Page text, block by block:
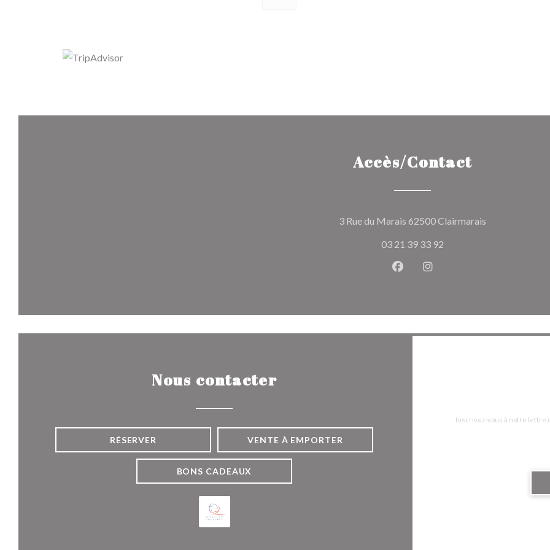
Accès/Contact
3 Rue du Marais 62500 Clairmarais
03 21 39 33 92
Facebook ((ouvre une nouvelle
Instagram ((ouvre une
Nous contacter
RÉSERVER VENTE À EMPORTER
BONS CADEAUX
Inscrivez-vous à notre lettre